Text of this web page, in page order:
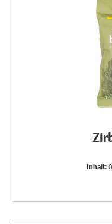
Inhalt: